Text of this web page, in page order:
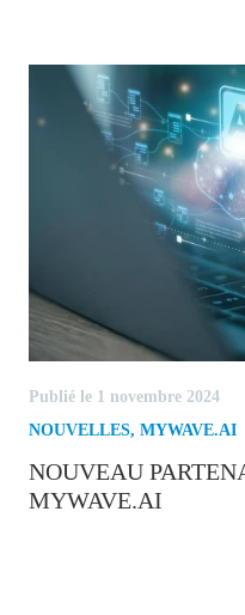
Publié le 1 novembre 2024
NOUVELLES, MYWAVE.AI
NOUVEAU
MYWAVE.AI